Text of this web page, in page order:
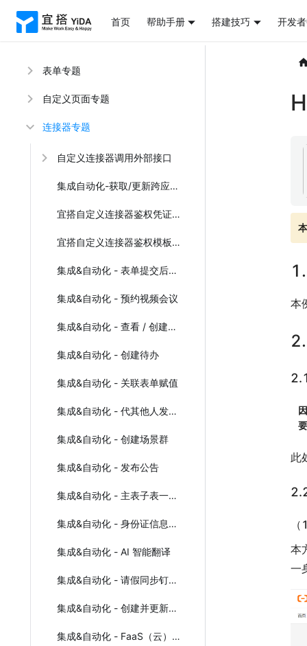
首页 帮助手册 搭建技巧 开发
表单专题
自定义页面专题
连接器专题
自定义连接器调用外部接口
集成自动化-获取/更新跨应用表单数据
宜搭自定义连接器鉴权凭证申请及接口权限申请
宜搭自定义连接器鉴权模板配置
集成&自动化 - 表单提交后发起流程
集成&自动化 - 预约视频会议
集成&自动化 - 查看 / 创建钉钉日程
集成&自动化 - 创建待办
集成&自动化 - 关联表单赋值
集成&自动化 - 代其他人发起流程
集成&自动化 - 创建场景群
集成&自动化 - 发布公告
集成&自动化 - 主表子表一起插入目标表主表
集成&自动化 - 身份证信息识别
集成&自动化 - AI 智能翻译
集成&自动化 - 请假同步钉钉考勤
集成&自动化 - 创建并更新会话群
集成&自动化 - FaaS（云）连接器
本
此
本
一